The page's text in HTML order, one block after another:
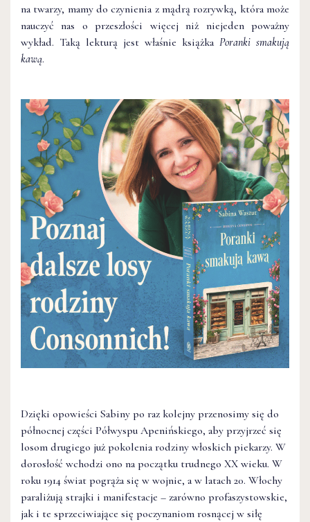
na twarzy, mamy do czynienia z mądrą rozrywką, która może
nauczyć nas o przeszłości więcej niż niejeden poważny
wykład. Taką lekturą jest właśnie książka Poranki smakują
kawą.
Dzięki opowieści Sabiny po raz kolejny przenosimy się do
północnej części Półwyspu Apenińskiego, aby przyjrzeć się
losom drugiego już pokolenia rodziny włoskich piekarzy. W
dorosłość wchodzi ono na początku trudnego XX wieku. W
roku 1914 świat pogrąża się w wojnie, a w latach 20. Włochy
paraliżują strajki i manifestacje – zarówno profaszystowskie,
jak i te sprzeciwiające się poczynaniom rosnącej w siłę